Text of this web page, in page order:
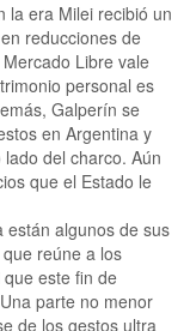
la era Milei recibió un
reducciones de
Libre vale
personal es
Galperín se
en Argentina y
del charco. Aún
que el Estado le
están algunos de sus
reúne a los
este fin de
parte no menor
de los gestos ultra